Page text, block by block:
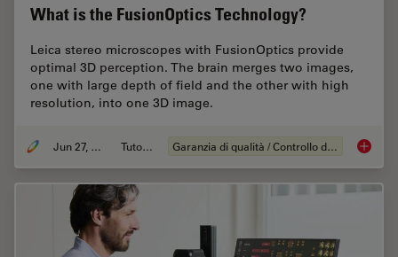
What is the FusionOptics Technology?
Leica stereo microscopes with FusionOptics provide
optimal 3D perception. The brain merges two images,
one with large depth of field and the other with high
resolution, into one 3D image.
Jun 27, 2023 Tutorial Garanzia di qualità / Controllo di qualità What is